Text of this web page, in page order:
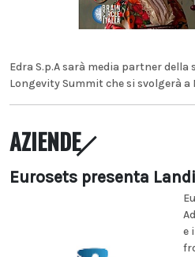
Edra S.p.A sarà media partner della
Longevity Summit che si svolgerà a
AZIENDE
Eurosets presenta
e